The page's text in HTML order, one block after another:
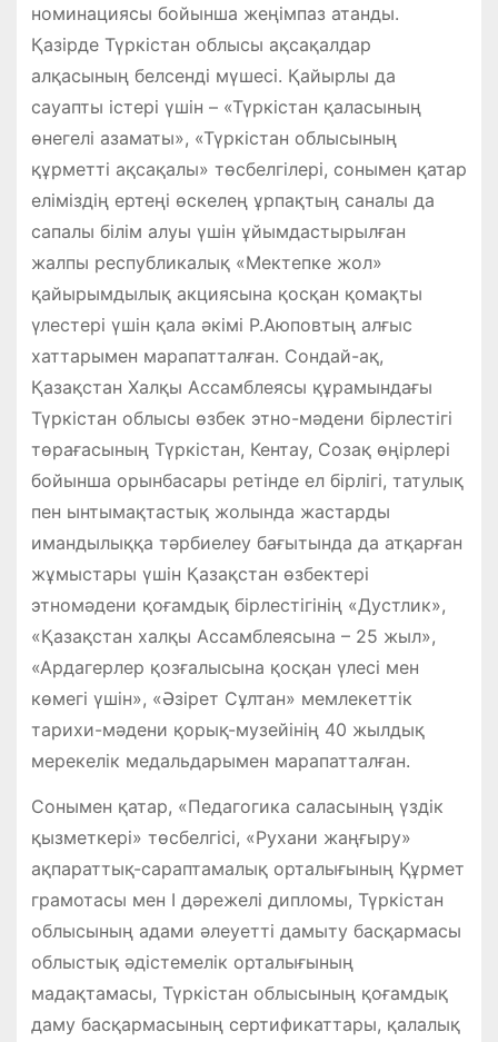
номинациясы бойынша жеңімпаз атанды.
Қазірде Түркістан облысы ақсақалдар
алқасының белсенді мүшесі. Қайырлы да
сауапты істері үшін – «Түркістан қаласының
өнегелі азаматы», «Түркістан облысының
құрметті ақсақалы» төсбелгілері, сонымен қатар
еліміздің ертеңі өскелең ұрпақтың саналы да
сапалы білім алуы үшін ұйымдастырылған
жалпы республикалық «Мектепке жол»
қайырымдылық акциясына қосқан қомақты
үлестері үшін қала әкімі Р.Аюповтың алғыс
хаттарымен марапатталған. Сондай-ақ,
Қазақстан Халқы Ассамблеясы құрамындағы
Түркістан облысы өзбек этно-мәдени бірлестігі
төрағасының Түркістан, Кентау, Созақ өңірлері
бойынша орынбасары ретінде ел бірлігі, татулық
пен ынтымақтастық жолында жастарды
имандылыққа тәрбиелеу бағытында да атқарған
жұмыстары үшін Қазақстан өзбектері
этномәдени қоғамдық бірлестігінің «Дустлик»,
«Қазақстан халқы Ассамблеясына – 25 жыл»,
«Ардагерлер қозғалысына қосқан үлесі мен
көмегі үшін», «Әзірет Сұлтан» мемлекеттік
тарихи-мәдени қорық-музейінің 40 жылдық
мерекелік медальдарымен марапатталған.
Сонымен қатар, «Педагогика саласының үздік
қызметкері» төсбелгісі, «Рухани жаңғыру»
ақпараттық-сараптамалық орталығының Құрмет
грамотасы мен І дәрежелі дипломы, Түркістан
облысының адами әлеуетті дамыту басқармасы
облыстық әдістемелік орталығының
мадақтамасы, Түркістан облысының қоғамдық
даму басқармасының сертификаттары, қалалық